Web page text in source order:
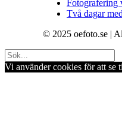
Fotografering
Två dagar
© 2025 oefoto.se |
Vi använder cookies för att se